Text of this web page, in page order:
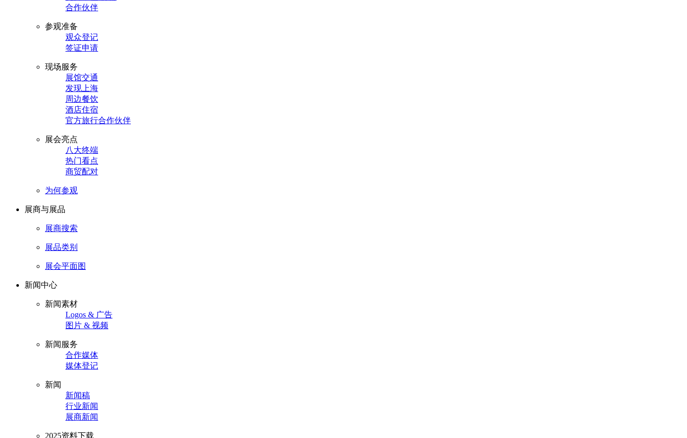
合作伙伴
参观准备
观众登记
签证申请
现场服务
展馆交通
发现上海
周边餐饮
酒店住宿
官方旅行合作伙伴
展会亮点
八大终端
热门看点
商贸配对
为何参观
展商与展品
展商搜索
展品类别
展会平面图
新闻中心
新闻素材
Logos & 广告
图片 & 视频
新闻服务
合作媒体
媒体登记
新闻
新闻稿
行业新闻
展商新闻
2025资料下载